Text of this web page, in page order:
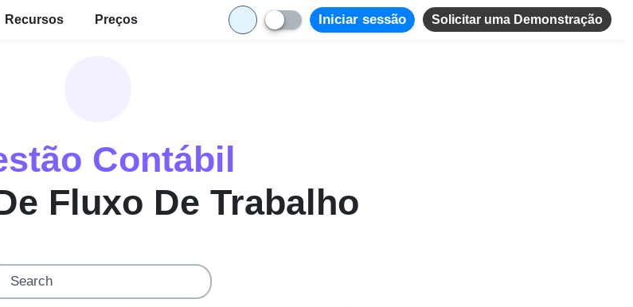
Recursos Preços Iniciar sessão Solicitar uma Demonstração
Contábil
Fluxo De Trabalho